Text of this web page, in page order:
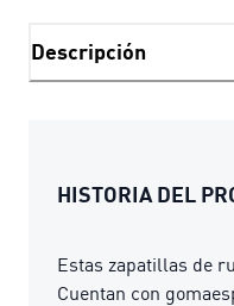
Descripción
HISTORIA DEL
Estas zapatillas de
Cuentan con